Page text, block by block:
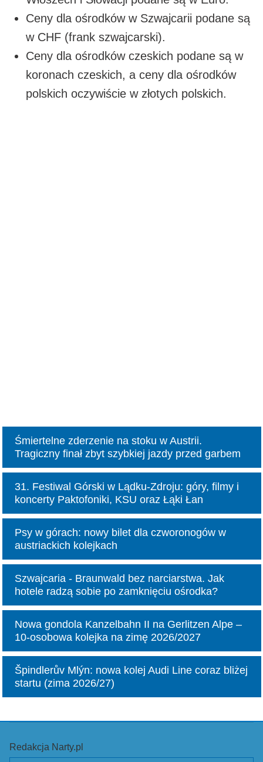
Ceny dla ośrodków w Szwajcarii podane są
w CHF (frank szwajcarski).
Ceny dla ośrodków czeskich podane są w
koronach czeskich, a ceny dla ośrodków
polskich oczywiście w złotych polskich.
Śmiertelne zderzenie na stoku w Austrii.
Tragiczny finał zbyt szybkiej jazdy przed garbem
31. Festiwal Górski w Lądku-Zdroju: góry, filmy i
koncerty Paktofoniki, KSU oraz Łąki Łan
Psy w górach: nowy bilet dla czworonogów w
austriackich kolejkach
Szwajcaria - Braunwald bez narciarstwa. Jak
hotele radzą sobie po zamknięciu ośrodka?
Nowa gondola Kanzelbahn II na Gerlitzen Alpe –
10‑osobowa kolejka na zimę 2026/2027
Špindlerův Mlýn: nowa kolej Audi Line coraz bliżej
startu (zima 2026/27)
Redakcja Narty.pl